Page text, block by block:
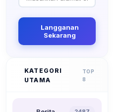
Langganan
Sekarang
KATEGORI
UTAMA
TOP
8